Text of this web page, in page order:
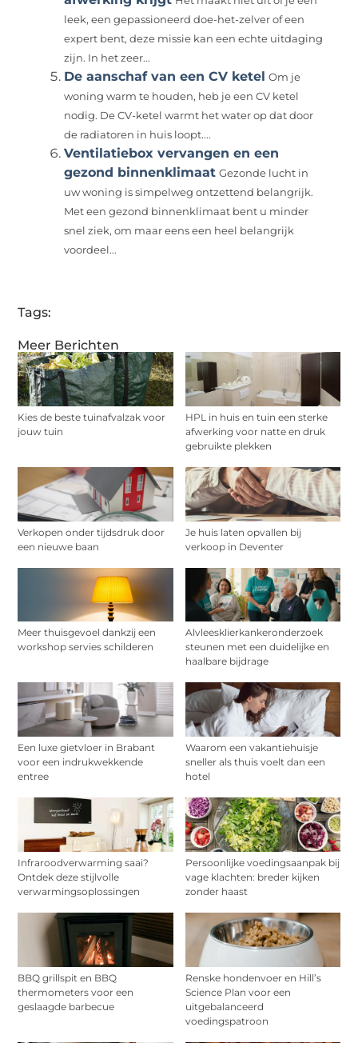
Meer Berichten
Kies de beste tuinafvalzak voor
jouw tuin
HPL in huis en tuin een sterke
afwerking voor natte en druk
gebruikte plekken
Verkopen onder tijdsdruk door
een nieuwe baan
Je huis laten opvallen bij
verkoop in Deventer
Meer thuisgevoel dankzij een
workshop servies schilderen
Alvleesklierkankeronderzoek
steunen met een duidelijke en
haalbare bijdrage
Een luxe gietvloer in Brabant
voor een indrukwekkende
entree
Waarom een vakantiehuisje
sneller als thuis voelt dan een
hotel
Infraroodverwarming saai?
Ontdek deze stijlvolle
verwarmingsoplossingen
Persoonlijke voedingsaanpak bij
vage klachten: breder kijken
zonder haast
BBQ grillspit en BBQ
thermometers voor een
geslaagde barbecue
Renske hondenvoer en Hill’s
Science Plan voor een
uitgebalanceerd
voedingspatroon
leek, een gepassioneerd doe-het-zelver of een
expert bent, deze missie kan een echte uitdaging
zijn. In het zeer...
De aanschaf van een CV ketel Om je
woning warm te houden, heb je een CV ketel
nodig. De CV-ketel warmt het water op dat door
de radiatoren in huis loopt....
Ventilatiebox vervangen en een
gezond binnenklimaat Gezonde lucht in
uw woning is simpelweg ontzettend belangrijk.
Met een gezond binnenklimaat bent u minder
snel ziek, om maar eens een heel belangrijk
voordeel...
Tags: